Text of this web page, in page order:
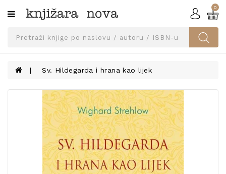
Kategorije
SVEUČILIŠNA
UDŽBENICI
KNJIGE
PRIBOR
UDŽBENIKE!
0
Sv. Hildegarda i hrana kao lijek